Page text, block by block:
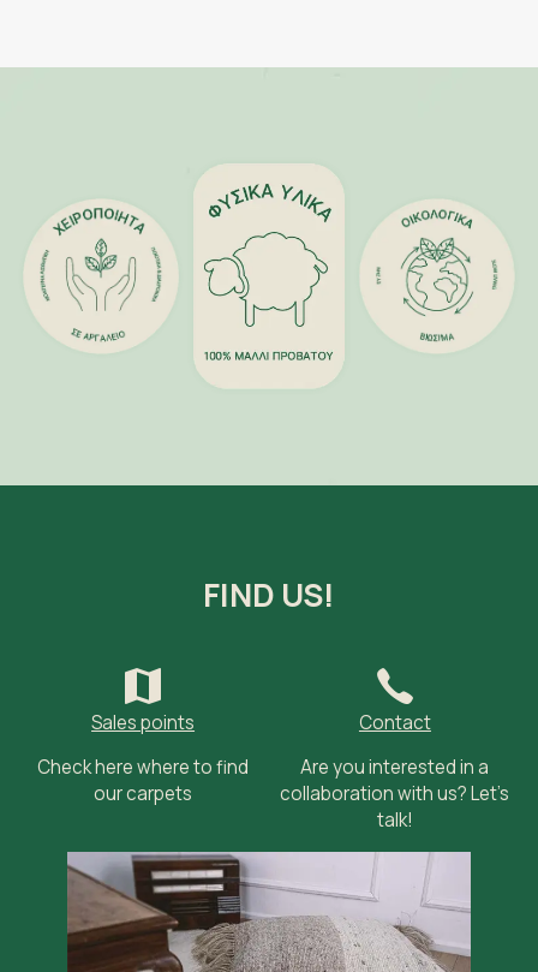
FIND US!
Sales points
Check here where to find
our carpets
Contact
Are you interested in a
collaboration with us? Let’s
talk!